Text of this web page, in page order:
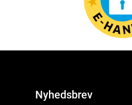
Nyhedsbrev